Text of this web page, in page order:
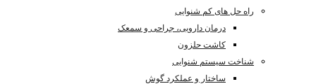
راه حل های کم شنوایی
درمان دارویی، جراحی و سمعک
کاشت حلزون
شناخت سیستم شنوایی
ساختار و عملکرد گوش